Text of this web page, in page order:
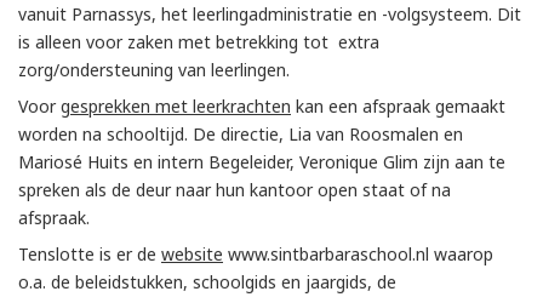
vanuit Parnassys, het leerlingadministratie en -volgsysteem. Dit
is alleen voor zaken met betrekking tot extra
zorg/ondersteuning van leerlingen.
Voor gesprekken met leerkrachten kan een afspraak gemaakt
worden na schooltijd. De directie, Lia van Roosmalen en
Mariosé Huits en intern Begeleider, Veronique Glim zijn aan te
spreken als de deur naar hun kantoor open staat of na
afspraak.
Tenslotte is er de website www.sintbarbaraschool.nl waarop
o.a. de beleidstukken, schoolgids en jaargids, de